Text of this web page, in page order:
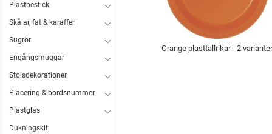
Plastbestick
Skålar, fat & karaffer
Sugrör
Engångsmuggar
Stolsdekorationer
Placering & bordsnummer
Plastglas
Dukningskit
Orange plasttallrikar - 2 varianter